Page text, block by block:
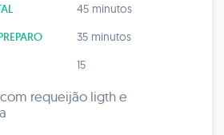
45 minutos
35 minutos
15
requeijão ligth e